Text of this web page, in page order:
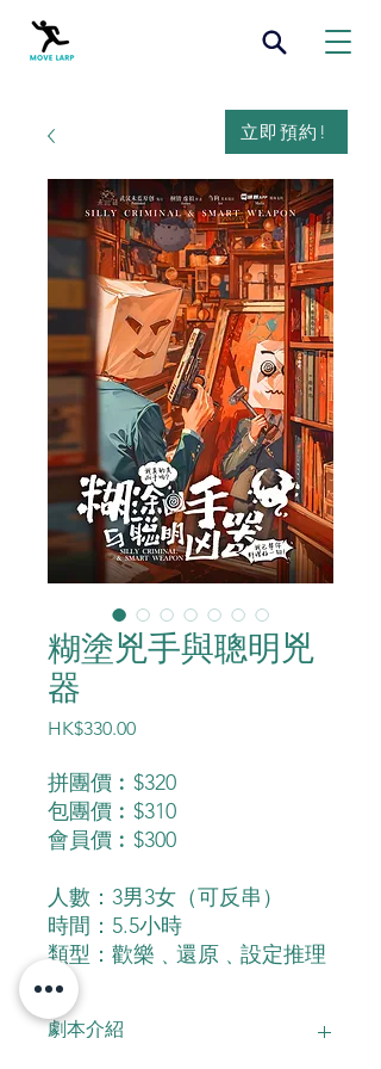
糊塗兇手與聰明兇
器
HK$330.00價
拼團價︰$320
包團價︰$310
會員價︰$300
人數：3男3女（可反串）
時間：5.5小時
類型：歡樂﹑還原﹑設定推理
劇本介紹
立即預約!